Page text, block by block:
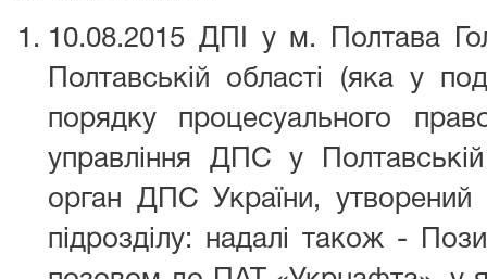
10.08.2015 ДПІ у м. Полтава
Полтавській області (яка у
порядку процесуального
управління ДПС у
орган ДПС України, утворений
підрозділу: надалі також -